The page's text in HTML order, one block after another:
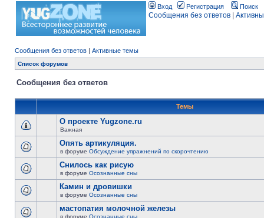
Вход Регистрация Поиск
Сообщения без ответов
Сообщения без ответов | Активные темы
Список форумов
Сообщения без ответов
Темы
О проекте Yugzone.ru
Важная
Опять артикуляция.
в форуме Обсуждение упражнений по скорочтению
Снилось как рисую
в форуме Осознанные сны
Камин и дровишки
в форуме Осознанные сны
мастопатия молочной железы
в форуме Осознанные сны